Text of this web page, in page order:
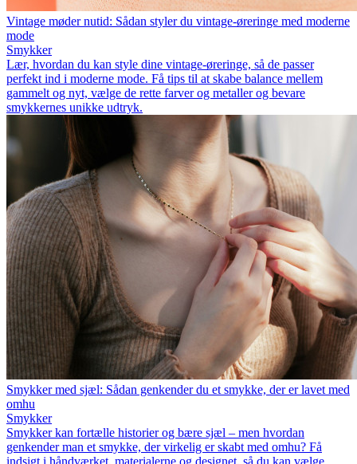
Vintage møder nutid: Sådan styler du vintage-øreringe med moderne
mode
Smykker
Lær, hvordan du kan style dine vintage-øreringe, så de passer
perfekt ind i moderne mode. Få tips til at skabe balance mellem
gammelt og nyt, vælge de rette farver og metaller og bevare
smykkernes unikke udtryk.
Smykker med sjæl: Sådan genkender du et smykke, der er lavet med
omhu
Smykker
Smykker kan fortælle historier og bære sjæl – men hvordan
genkender man et smykke, der virkelig er skabt med omhu? Få